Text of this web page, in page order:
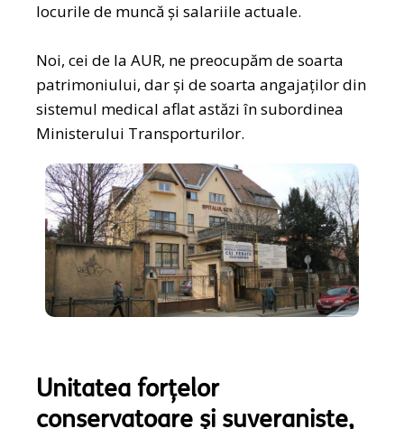
locurile de muncă și salariile actuale.
Noi, cei de la AUR, ne preocupăm de soarta
patrimoniului, dar și de soarta angajaților din
sistemul medical aflat astăzi în subordinea
Ministerului Transporturilor.
Unitatea forțelor
conservatoare și suveraniste,